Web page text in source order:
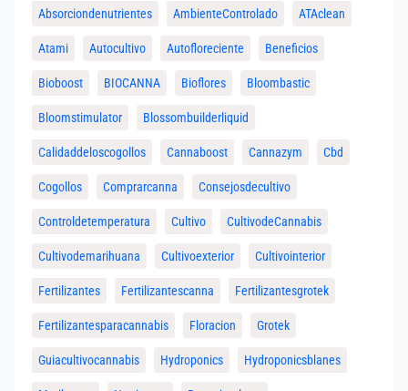
Absorciondenutrientes AmbienteControlado ATAclean
Atami Autocultivo Autofloreciente Beneficios
Bioboost BIOCANNA Bioflores Bloombastic
Bloomstimulator Blossombuilderliquid
Calidaddeloscogollos Cannaboost Cannazym Cbd
Cogollos Comprarcanna Consejosdecultivo
Controldetemperatura Cultivo CultivodeCannabis
Cultivodemarihuana Cultivoexterior Cultivointerior
Fertilizantes Fertilizantescanna Fertilizantesgrotek
Fertilizantesparacannabis Floracion Grotek
Guiacultivocannabis Hydroponics Hydroponicsblanes